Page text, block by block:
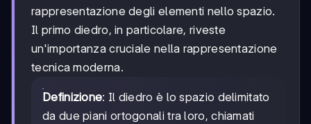
rappresentazione degli elementi nello spazio.
Il primo diedro, in particolare, riveste
un'importanza cruciale nella rappresentazione
tecnica moderna.
Definizione: Il diedro è lo spazio delimitato
da due piani ortogonali tra loro, chiamati